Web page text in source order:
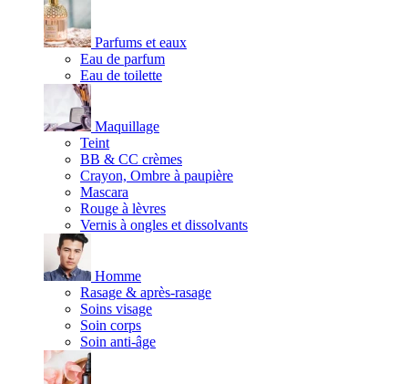
Parfums et eaux
Eau de parfum
Eau de toilette
Maquillage
Teint
BB & CC crèmes
Crayon, Ombre à paupière
Mascara
Rouge à lèvres
Vernis à ongles et dissolvants
Homme
Rasage & après-rasage
Soins visage
Soin corps
Soin anti-âge